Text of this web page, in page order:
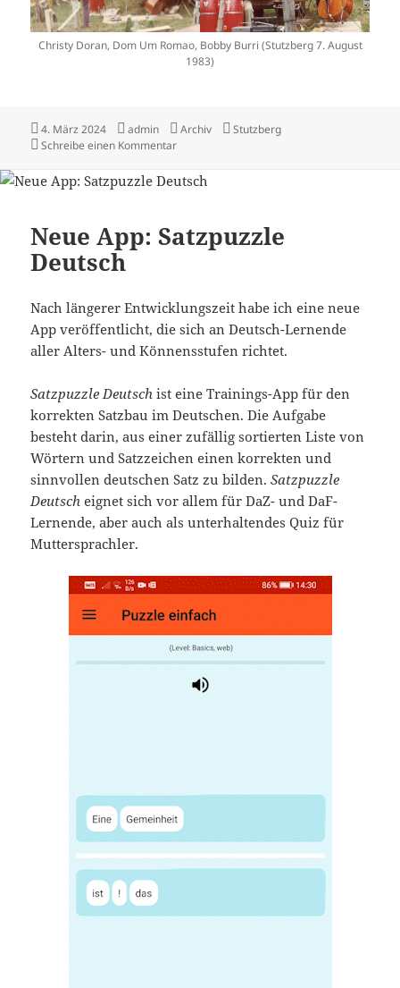
Christy Doran, Dom Um Romao, Bobby Burri (Stutzberg 7. August
1983)
Veröffentlicht
am
4. März 2024 Autor
admin Kategorien
Archiv Schlagwörter
Stutzberg
Schreibe einen Kommentarzu Vor 41 Jahren…
Neue App: Satzpuzzle
Deutsch
Nach längerer Entwicklungszeit habe ich eine neue
App veröffentlicht, die sich an Deutsch-Lernende
aller Alters- und Könnensstufen richtet.
Satzpuzzle Deutsch ist eine Trainings-App für den
korrekten Satzbau im Deutschen. Die Aufgabe
besteht darin, aus einer zufällig sortierten Liste von
Wörtern und Satzzeichen einen korrekten und
sinnvollen deutschen Satz zu bilden.Satzpuzzle
Deutscheignet sich vor allem für DaZ- und DaF-
Lernende, aber auch als unterhaltendes Quiz für
Muttersprachler.